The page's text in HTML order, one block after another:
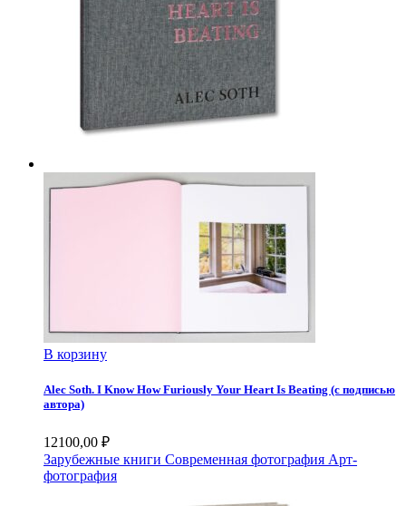
В корзину
Alec Soth. I Know How Furiously Your Heart Is Beating (с подписью
автора)
12100,00 ₽
Зарубежные книги Современная фотография Арт-
фотография